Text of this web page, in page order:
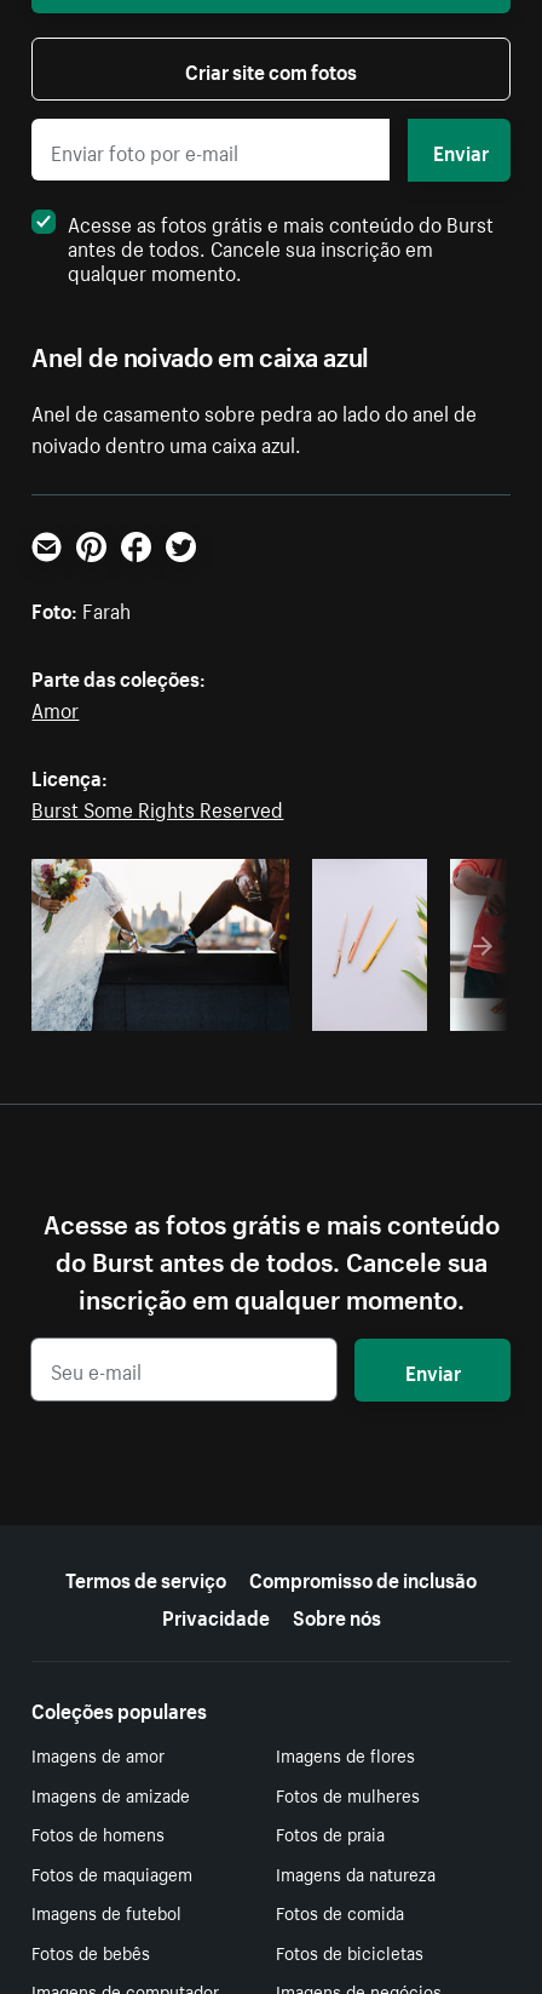
Anel de noivado em caixa azul
Anel de casamento sobre pedra ao lado do anel de
noivado dentro uma caixa azul.
Criar site com fotos
Enviar
Acesse as fotos grátis e mais conteúdo do Burst
antes de todos. Cancele sua inscrição em
qualquer momento.
E-mailPinterestFacebookTwitter
Foto: Farah
Parte das coleções:
Amor
Licença:
Burst Some Rights Reserved
Acesse as fotos grátis e mais conteúdo
do Burst antes de todos. Cancele sua
inscrição em qualquer momento.
Enviar
Termos de serviço
Compromisso de inclusão
Privacidade
Sobre nós
Coleções populares
Imagens de amor
Imagens de flores
Imagens de amizade
Fotos de mulheres
Fotos de homens
Fotos de praia
Fotos de maquiagem
Imagens da natureza
Imagens de futebol
Fotos de comida
Fotos de bebês
Fotos de bicicletas